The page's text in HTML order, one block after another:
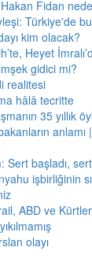
Fidan
Türkiye'de
kim olacak?
Heyet
gidici mi?
realitesi
hâlâ tecritte
35 yıllık
Sert başladı,
işbirliğinin
ABD ve Kürtler
olayı